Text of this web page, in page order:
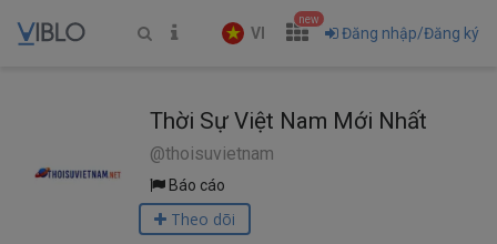
VI
new
Đăng nhập/Đăng ký
Thời Sự Việt Nam Mới Nhất
@thoisuvietnam
Báo cáo
Theo dõi